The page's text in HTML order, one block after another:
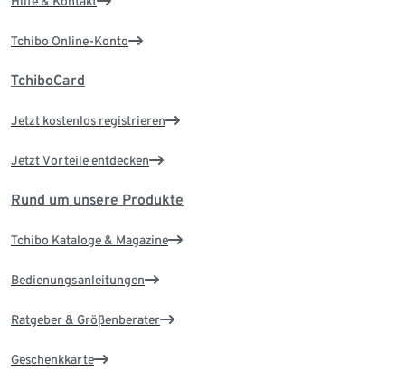
Tchibo Online-Konto
TchiboCard
Jetzt kostenlos registrieren
Jetzt Vorteile entdecken
Rund um unsere Produkte
Tchibo Kataloge & Magazine
Bedienungsanleitungen
Ratgeber & Größenberater
Geschenkkarte